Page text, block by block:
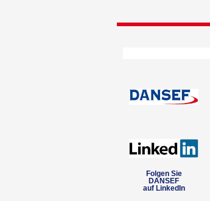
Folgen Sie
DANSEF
auf LinkedIn